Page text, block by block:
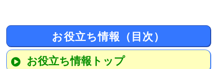
お役立ち情報（目次）
お役立ち情報トップ